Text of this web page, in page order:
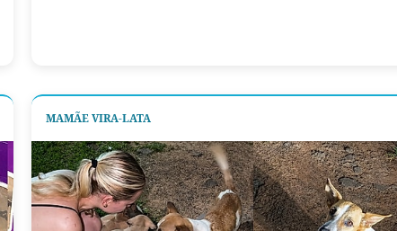
MAMÃE VIRA-LATA